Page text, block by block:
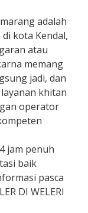
adalah
kota Kendal,
atau
memang
jadi, dan
khitan
operator
jam penuh
baik
pasca
DI WELERI